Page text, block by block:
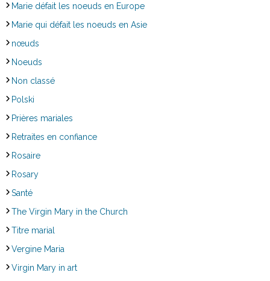
Marie défait les noeuds en Europe
Marie qui défait les noeuds en Asie
nœuds
Noeuds
Non classé
Polski
Prières mariales
Retraites en confiance
Rosaire
Rosary
Santé
The Virgin Mary in the Church
Titre marial
Vergine Maria
Virgin Mary in art